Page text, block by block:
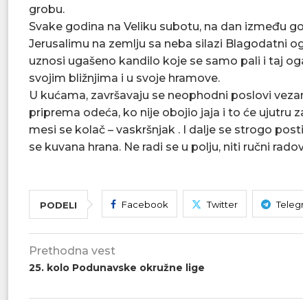
grobu.
Svake godina na Veliku subotu, na dan između
Jerusalimu na zemlju sa neba silazi Blagodatni
uznosi ugašeno kandilo koje se samo pali i taj
svojim bližnjima i u svoje hramove.
U kućama, završavaju se neophodni poslovi
priprema odeća, ko nije obojio jaja i to će ujutru
mesi se kolač – vaskršnjak . I dalje se strogo
se kuvana hrana. Ne radi se u polju, niti ručni
PODELI Facebook Twitter
Prethodna vest
25. kolo Podunavske okružne lige